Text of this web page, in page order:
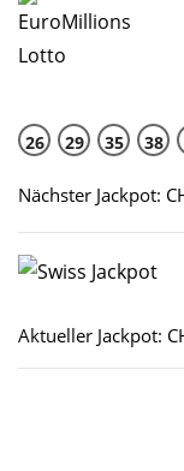
26 29 35 38
Nächster Jackpot:
Aktueller Jackpot: